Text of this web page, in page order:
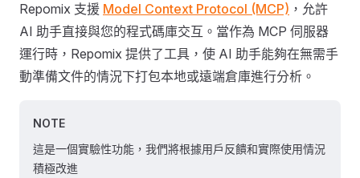
Repomix 支援 Model Context Protocol (MCP) ，允許
AI 助手直接與您的程式碼庫交互。當作為 MCP 伺服器
運行時，Repomix 提供了工具，使 AI 助手能夠在無需手
動準備文件的情況下打包本地或遠端倉庫進行分析。
NOTE
這是一個實驗性功能，我們將根據用戶反饋和實際使用情況
積極改進